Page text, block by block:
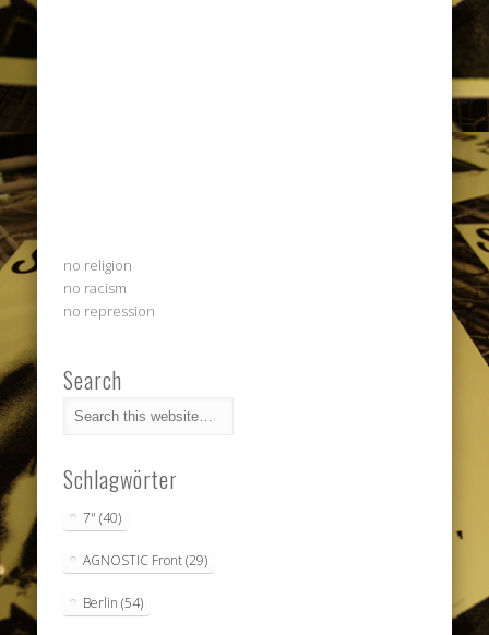
no religion
no racism
no repression
Search
Schlagwörter
7" (40)
AGNOSTIC Front(29)
Berlin (54)